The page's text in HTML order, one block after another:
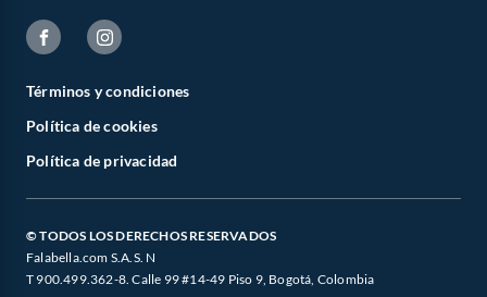
Términos y condiciones
Política de cookies
Política de privacidad
© TODOS LOS DERECHOS RESERVADOS
Falabella.com S.A.S. N
T 900.499.362-8. Calle 99 #14-49 Piso 9, Bogotá, Colombia